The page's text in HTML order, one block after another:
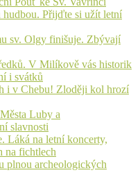
Přijďte si užít letní
sv. Olgy finišuje. Zbývají
V Milíkově vás historik
i svátků
i v Chebu! Zloději kol hrozí
Luby a
slavnosti
Láká na letní koncerty,
na fichtlech
plnou archeologických